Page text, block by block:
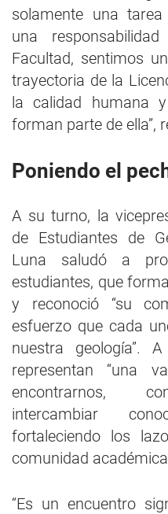
solamente una
una
Facultad, sentimos
trayectoria de la
la calidad humana
forman parte de ella”,
Poniendo el
A su turno, la
de Estudiantes de
Luna saludó a
estudiantes, que
y reconoció “su
esfuerzo que cada
nuestra geología”.
representan “una
encontrarnos,
intercambiar
fortaleciendo los
comunidad
“Es un encuentro